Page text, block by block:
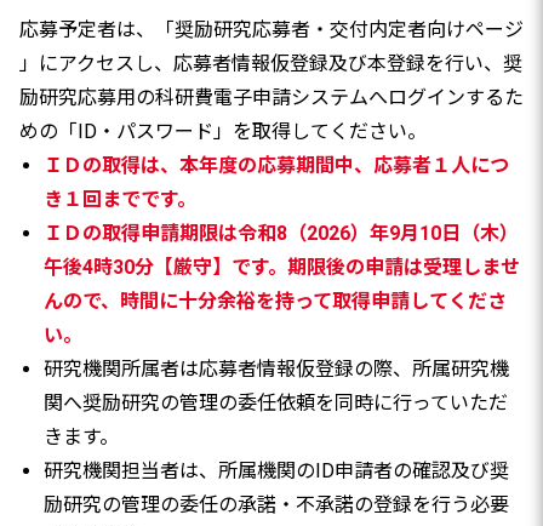
応募予定者は、「奨励研究応募者・交付内定者向けページ
」にアクセスし、応募者情報仮登録及び本登録を行い、奨
励研究応募用の科研費電子申請システムへログインするた
めの「ID・パスワード」を取得してください。
ＩＤの取得は、本年度の応募期間中、応募者１人につ
き１回までです。
ＩＤの取得申請期限は令和8（2026）年9月10日（木）
午後4時30分【厳守】です。期限後の申請は受理しませ
んので、時間に十分余裕を持って取得申請してくださ
い。
研究機関所属者は応募者情報仮登録の際、所属研究機
関へ奨励研究の管理の委任依頼を同時に行っていただ
きます。
研究機関担当者は、所属機関のID申請者の確認及び奨
励研究の管理の委任の承諾・不承諾の登録を行う必要